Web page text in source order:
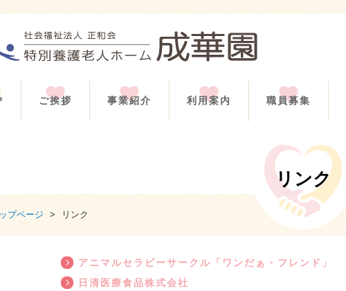
ご挨拶 事業紹介 利用案内 職員募集
リンク
プページ > リンク
アニマルセラピーサークル「ワンだぁ・フレンド」
日清医療食品株式会社